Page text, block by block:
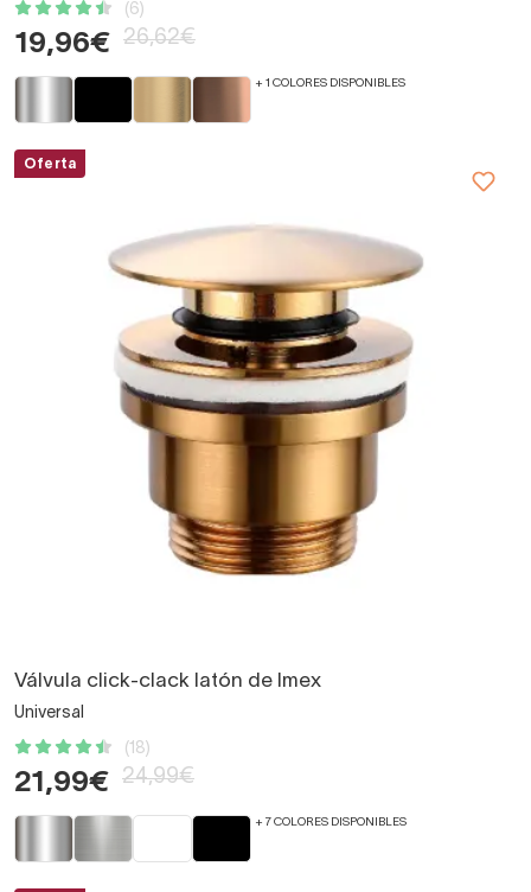
(6)
19,96€ 26,62€
+ 1 COLORES DISPONIBLES
Oferta
Válvula click-clack latón de Imex
Universal
(18)
21,99€ 24,99€
+ 7 COLORES DISPONIBLES